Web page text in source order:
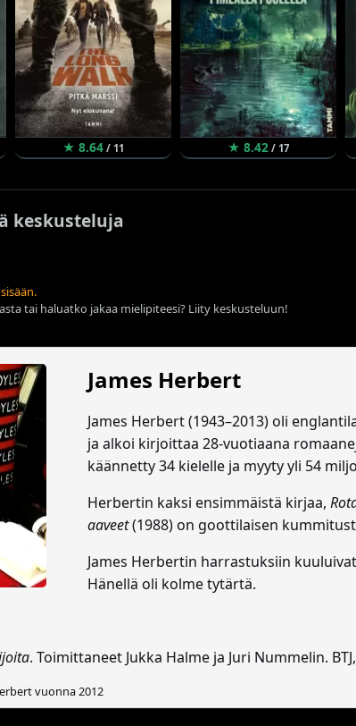
★ 8.64 / 11 ★ 8.42 / 17
keskusteluja
tai haluatko jakaa mielipiteesi? Liity keskusteluun!
James Herbert
James Herbert (1943–2013) oli
ja alkoi kirjoittaa 28-vuotiaana
käännetty 34 kielelle ja myyty yli 54
Herbertin kaksi ensimmäistä kirjaa,
aaveet(1988) on goottilaisen
James Herbertin harrastuksiin
Hänellä oli kolme tytärtä.
. Toimittaneet Jukka Halme ja Juri Nummelin.
vuonna 2012